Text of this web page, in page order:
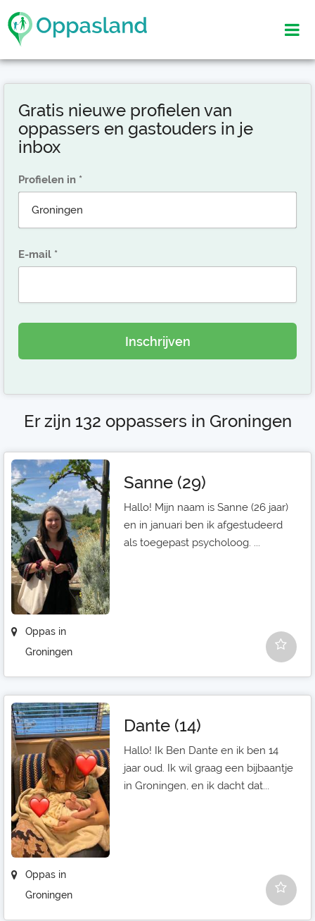
Gratis nieuwe profielen van
oppassers en gastouders in je
inbox
Profielen in
E-mail
Inschrijven
Er zijn 132 oppassers in Groningen
Oppas in
Groningen
Sanne (29)
Hallo! Mijn naam is Sanne (26 jaar)
en in januari ben ik afgestudeerd
als toegepast psycholoog. ...
Oppas in
Groningen
Dante (14)
Hallo! Ik Ben Dante en ik ben 14
jaar oud. Ik wil graag een bijbaantje
in Groningen, en ik dacht dat...